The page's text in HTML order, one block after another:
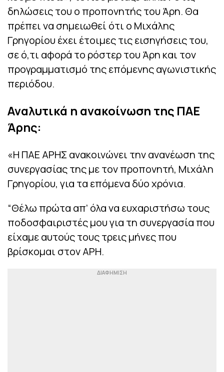
δηλώσεις του ο προπονητής του Άρη. Θα
πρέπει να σημειωθεί ότι ο Μιχάλης
Γρηγορίου έχει έτοιμες τις εισηγήσεις του,
σε ό,τι αφορά το ρόστερ του Άρη και τον
προγραμματισμό της επόμενης αγωνιστικής
περιόδου.
Αναλυτικά η ανακοίνωση της ΠΑΕ
Άρης:
«Η ΠΑΕ ΑΡΗΣ ανακοινώνει την ανανέωση της
συνεργασίας της με τον προπονητή, Μιχάλη
Γρηγορίου, για τα επόμενα δύο χρόνια.
“Θέλω πρώτα απ’ όλα να ευχαριστήσω τους
ποδοσφαιριστές μου για τη συνεργασία που
είχαμε αυτούς τους τρεις μήνες που
βρίσκομαι στον ΑΡΗ.